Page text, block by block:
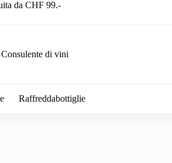
da CHF 99.-
Consulente di vini
Raffreddabottiglie